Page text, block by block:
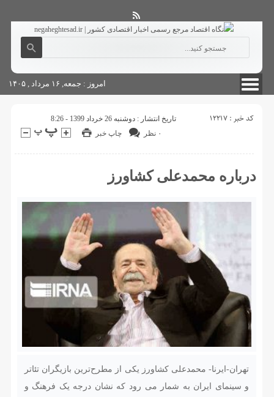
آگهی های دولتی چاپ شناسنامه سایت
امروز : جمعه, ۱۶ مرداد , ۱۴۰۵
کد خبر : 12217
تاریخ انتشار : دوشنبه 26 خرداد 1399 - 8:26
چاپ خبر
۰ نظر
درباره محمدعلی کشاورز
تهران-ایرنا- محمدعلی کشاورز یکی از مطرح‌ترین بازیگران تئاتر
و سینمای ایران به شمار می رود که نشان درجه یک فرهنگ و